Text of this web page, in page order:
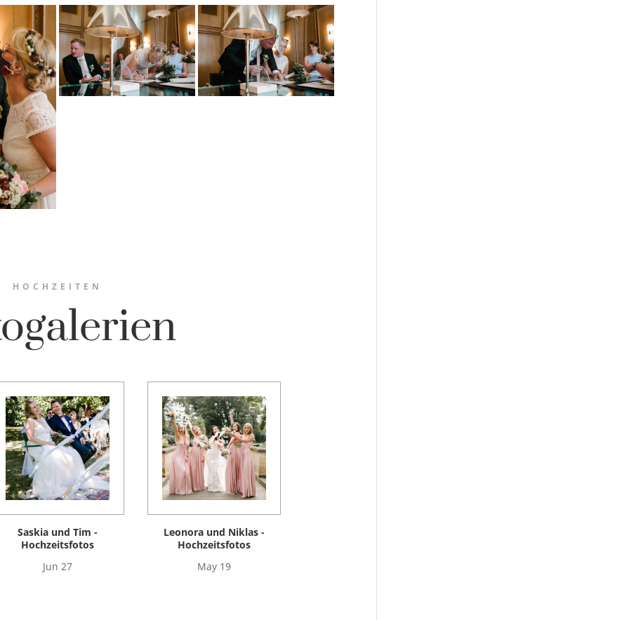
HOCHZEITEN
Saskia und Tim -
Hochzeitsfotos
Jun 27
Leonora und Niklas -
Hochzeitsfotos
May 19